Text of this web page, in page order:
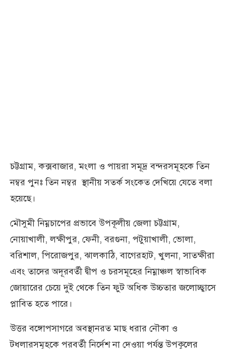
চট্টগ্রাম, কক্সবাজার, মংলা ও পায়রা সমূদ্র বন্দরসমূহকে তিন
নম্বর পুনঃ তিন নম্বর স্থানীয় সতর্ক সংকেত দেখিয়ে যেতে বলা
হয়েছে।
মৌসুমী নিম্নচাপের প্রভাবে উপকূলীয় জেলা চট্টগ্রাম,
নোয়াখালী, লক্ষীপুর, ফেনী, বরগুনা, পটুয়াখালী, ভোলা,
বরিশাল, পিরোজপুর, ঝালকাঠি, বাগেরহাট, খুলনা, সাতক্ষীরা
এবং তাদের অদূরবর্তী দ্বীপ ও চরসমূহের নিম্নাঞ্চল স্বাভাবিক
জোয়ারের চেয়ে দুই থেকে তিন ফুট অধিক উচ্চতার জলোচ্ছ্বাসে
প্লাবিত হতে পারে।
উত্তর বঙ্গোপসাগরে অবস্থানরত মাছ ধরার নৌকা ও
টধলারসমূহকে পরবর্তী নির্দেশ না দেওয়া পর্যন্ত উপকূলের